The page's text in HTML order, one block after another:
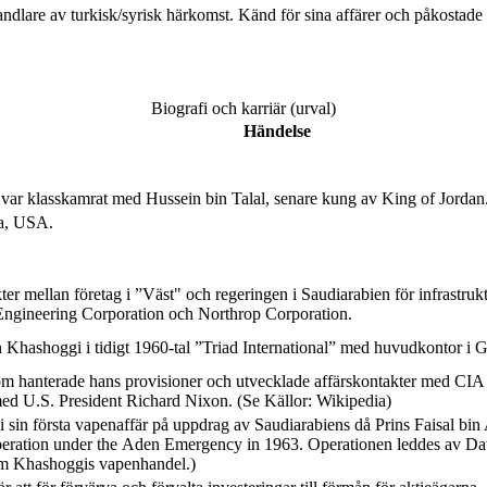
av turkisk/syrisk härkomst. Känd för sina affärer och
Biografi och karriär (urval)
Händelse
klasskamrat med Hussein bin Talal, senare kung av King of
USA.
mellan företag i ”Väst" och regeringen i Saudiarabien för
Corporation och Northrop Corporation.
i tidigt 1960-tal ”Triad International” med huvudkontor i
hanterade hans provisioner och utvecklade affärskontakter med
U.S. President Richard Nixon. (Se Källor: Wikipedia)
första vapenaffär på uppdrag av Saudiarabiens då Prins Faisal
under the Aden Emergency in 1963. Operationen leddes av
Khashoggis vapenhandel.)